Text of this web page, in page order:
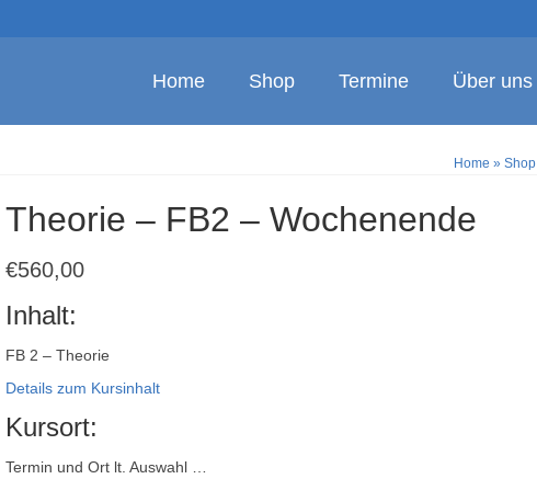
Home Shop Termine Über uns
Home » Shop
Theorie – FB2 – Wochenende
€560,00
Inhalt:
FB 2 – Theorie
Details zum Kursinhalt
Kursort:
Termin und Ort lt. Auswahl …